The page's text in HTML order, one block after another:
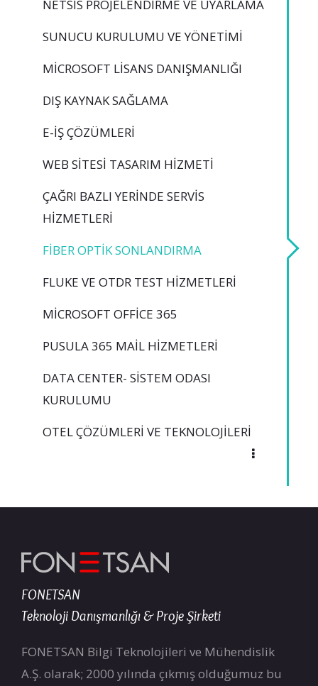
NETSİS PROJELENDIRME VE UYARLAMA
SUNUCU KURULUMU VE YÖNETIMI
MICROSOFT LISANS DANIŞMANLIĞI
DIŞ KAYNAK SAĞLAMA
E-İŞ ÇÖZÜMLERI
WEB SITESI TASARIM HIZMETI
ÇAĞRI BAZLI YERINDE SERVIS
HIZMETLERI
FIBER OPTIK SONLANDIRMA
FLUKE VE OTDR TEST HIZMETLERI
MICROSOFT OFFICE 365
PUSULA 365 MAIL HIZMETLERI
DATA CENTER- SISTEM ODASI
KURULUMU
OTEL ÇÖZÜMLERI VE TEKNOLOJILERI
FONETSAN
Teknoloji Danışmanlığı & Proje Şirketi
FONETSAN Bilgi Teknolojileri ve Mühendislik
A.Ş. olarak; 2000 yılında çıkmış olduğumuz bu